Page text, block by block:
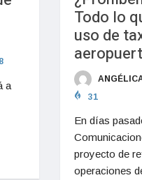
8
a
Todo lo
uso de
31
En días
proyecto de
operaciones